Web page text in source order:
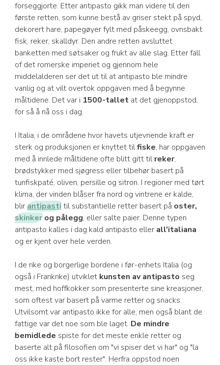
forseggjorte. Etter antipasto gikk man videre til den
første retten, som kunne bestå av griser stekt på spyd,
dekorert hare, papegøyer fylt med påskeegg, ovnsbakt
fisk, reker, skalldyr. Den andre retten avsluttet
banketten med søtsaker og frukt av alle slag. Etter fall
of det romerske imperiet og gjennom hele
middelalderen ser det ut til at antipasto ble mindre
vanlig og at vilt overtok oppgaven med å begynne
måltidene. Det var i 1500-tallet at det gjenoppstod,
for så å nå oss i dag.
I Italia, i de områdene hvor havets utjevnende kraft er
sterk og produksjonen er knyttet tilfiske, har oppgaven
med å innlede måltidene ofte blitt gitt tilreker,
brødstykker med sjøgress eller tilbehør basert på
tunfiskpaté, oliven, persille og sitron. I regioner med tørt
klima, der vinden blåser fra nord og vintrene er kalde,
blirantipastitil substantielle retter basert på oster,
skinkerog pålegg, eller salte paier. Denne typen
antipasto kalles i dag kald antipasto eller all'italiana
og er kjent over hele verden.
I de rike og borgerlige bordene i før-enhets Italia (og
også i Frankrike) utviklet kunsten av antipasto seg
mest, med hoffkokker som presenterte sine kreasjoner,
som oftest var basert på varme retter og snacks.
Utvilsomt var antipasto ikke for alle, men også blant de
fattige var det noe som ble laget. De mindre
bemidlede spiste for det meste enkle retter og
baserte alt på filosofien om "vi spiser det vi har" og "la
oss ikke kaste bort rester". Herfra oppstod noen